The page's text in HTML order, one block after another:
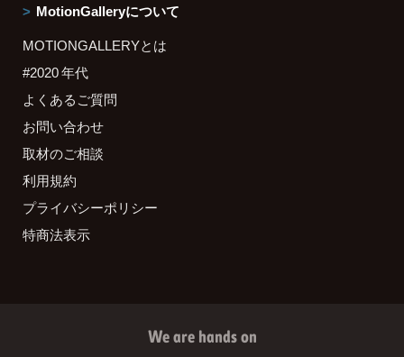
MotionGalleryについて
MOTIONGALLERYとは
#2020 年代
よくあるご質問
お問い合わせ
取材のご相談
利用規約
プライバシーポリシー
特商法表示
We are hands on